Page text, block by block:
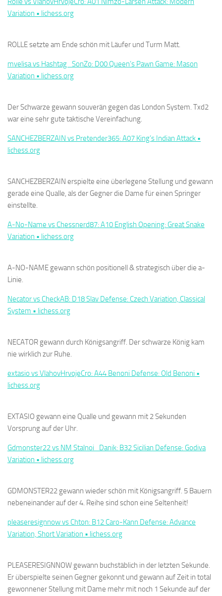
Variation • lichess.org
ROLLE setzte am Ende schön mit Läufer und Turm Matt.
mvelisa vs Hashtag_SonZo: D00 Queen’s Pawn Game: Mason
Variation • lichess.org
Der Schwarze gewann souverän gegen das London System. Txd2
war eine sehr gute taktische Vereinfachung.
SANCHEZBERZAIN vs Pretender365: A07 King’s Indian Attack •
lichess.org
SANCHEZBERZAIN erspielte eine überlegene Stellung und gewann
gerade eine Qualle, als der Gegner die Dame für einen Springer
einstellte.
A-No-Name vs Chessnerd87: A10 English Opening: Great Snake
Variation • lichess.org
A-NO-NAME gewann schön positionell & strategisch über die a-
Linie.
Necator vs CheckAB: D18 Slav Defense: Czech Variation, Classical
System • lichess.org
NECATOR gewann durch Königsangriff. Der schwarze König kam
nie wirklich zur Ruhe.
extasio vs VlahovHrvojeCro: A44 Benoni Defense: Old Benoni •
lichess.org
EXTASIO gewann eine Qualle und gewann mit 2 Sekunden
Vorsprung auf der Uhr.
Gdmonster22 vs NM Stalnoi_Danik: B32 Sicilian Defense: Godiva
Variation • lichess.org
GDMONSTER22 gewann wieder schön mit Königsangriff. 5 Bauern
nebeneinander auf der 4. Reihe sind schon eine Seltenheit!
pleaseresignnow vs Chton: B12 Caro-Kann Defense: Advance
Variation, Short Variation • lichess.org
PLEASERESIGNNOW gewann buchstäblich in der letzten Sekunde.
Er überspielte seinen Gegner gekonnt und gewann auf Zeit in total
gewonnener Stellung mit Dame mehr mit noch 1 Sekunde auf der